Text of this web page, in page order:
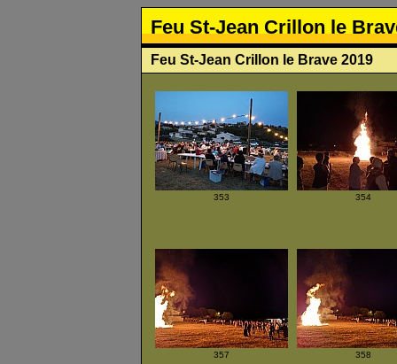
Feu St-Jean Crillon le
Feu St-Jean Crillon le Brave 2019
353 354
357 358